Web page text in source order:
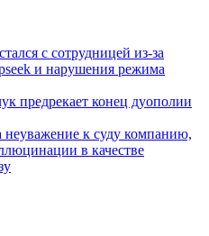
с сотрудницей из-за
и нарушения режима
предрекает конец дуополии
неуважение к суду компанию,
в качестве